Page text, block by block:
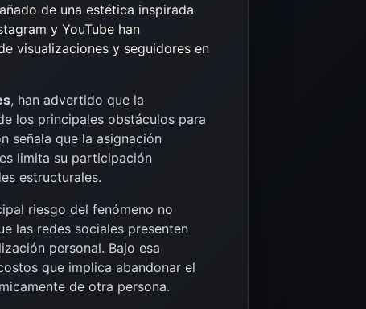
de una estética inspirada
y YouTube han
visualizaciones y seguidores en
, han advertido que la
los principales obstáculos para
señala que la asignación
limita su participación
estructurales.
riesgo del fenómeno no
las redes sociales presenten
personal. Bajo esa
que implica abandonar el
de otra persona.